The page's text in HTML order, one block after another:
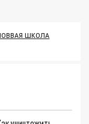
ШКОЛА